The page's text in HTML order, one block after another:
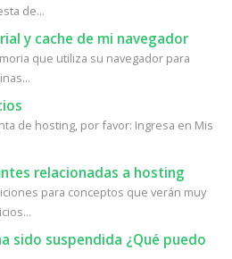
de...
y cache de mi navegador
que utiliza su navegador para
de hosting, por favor: Ingresa en Mis
relacionadas a hosting
para conceptos que verán muy
sido suspendida ¿Qué puedo